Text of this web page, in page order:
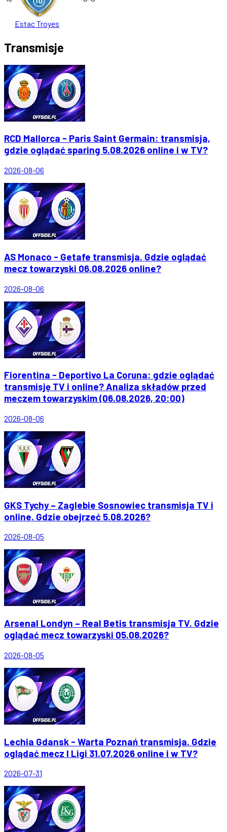
Estac Troyes
Transmisje
RCD Mallorca - Paris Saint Germain: transmisja,
gdzie oglądać sparing 5.08.2026 online i w TV?
2026-08-06
AS Monaco - Getafe transmisja. Gdzie oglądać
mecz towarzyski 06.08.2026 online?
2026-08-06
Fiorentina - Deportivo La Coruna: gdzie oglądać
transmisję TV i online? Analiza składów przed
meczem towarzyskim (06.08.2026, 20:00)
2026-08-06
GKS Tychy – Zaglebie Sosnowiec transmisja TV i
online. Gdzie obejrzeć 5.08.2026?
2026-08-05
Arsenal Londyn – Real Betis transmisja TV. Gdzie
oglądać mecz towarzyski 05.08.2026?
2026-08-05
Lechia Gdansk - Warta Poznań transmisja. Gdzie
oglądać mecz I Ligi 31.07.2026 online i w TV?
2026-07-31